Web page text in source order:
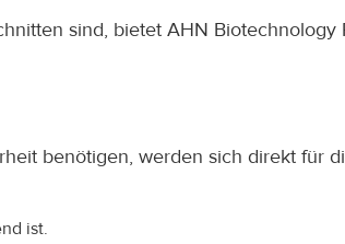
sind, bietet AHN Biotechnology
benötigen, werden sich direkt für
ist.